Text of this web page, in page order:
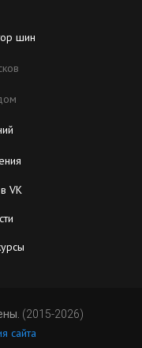
шин
VK
(2015-2026)
сайта